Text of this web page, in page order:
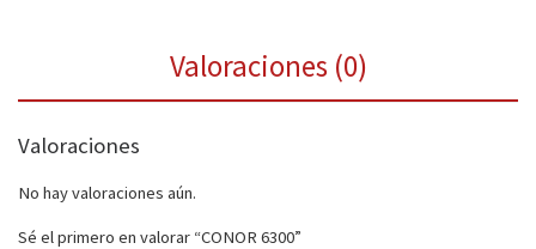
Valoraciones (0)
Valoraciones
No hay valoraciones aún.
Sé el primero en valorar “CONOR 6300”